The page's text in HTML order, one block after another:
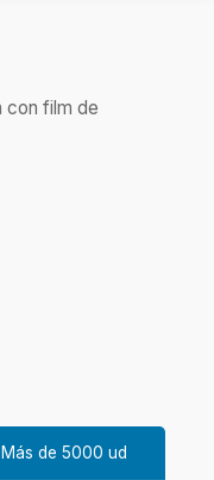
con film de
Más de 5000 ud